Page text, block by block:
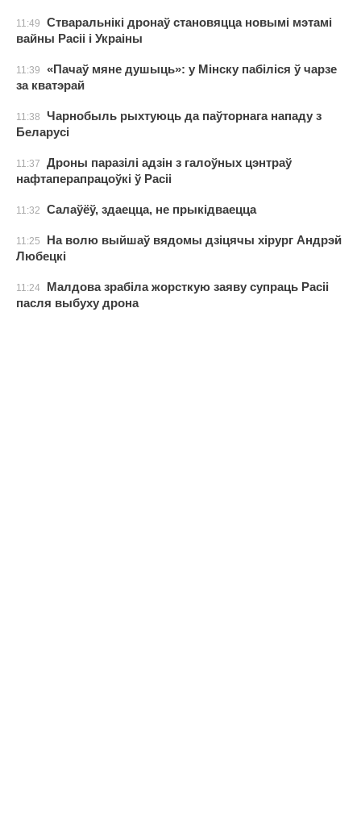
11:49
Стваральнікі дронаў становяцца новымі мэтамі
вайны Расіі і Украіны
11:39
«Пачаў мяне душыць»: у Мінску пабіліся ў чарзе
за кватэрай
11:38
Чарнобыль рыхтуюць да паўторнага нападу з
Беларусі
11:37
Дроны паразілі адзін з галоўных цэнтраў
нафтаперапрацоўкі ў Расіі
11:32 Салаўёў, здаецца, не прыкідваецца
11:25
На волю выйшаў вядомы дзіцячы хірург Андрэй
Любецкі
11:24
Малдова зрабіла жорсткую заяву супраць Расіі
пасля выбуху дрона